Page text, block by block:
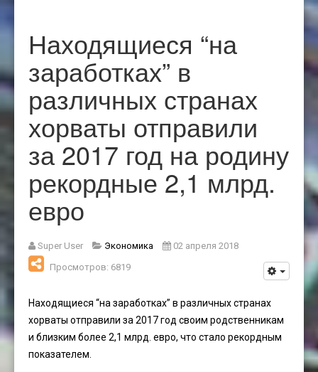
Находящиеся “на
заработках” в
различных странах
хорваты отправили
за 2017 год на родину
рекордные 2,1 млрд.
евро
Super User Экономика
02 апреля 2018
Просмотров: 6819
Находящиеся “на заработках” в различных странах
хорваты отправили за 2017 год своим родственникам
и близким более 2,1 млрд. евро, что стало рекордным
показателем.